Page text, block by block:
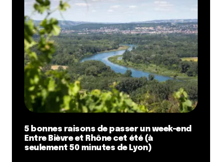
5 bonnes raisons de passer un week-end
Entre Bièvre et Rhône cet été (à
seulement 50 minutes de Lyon)